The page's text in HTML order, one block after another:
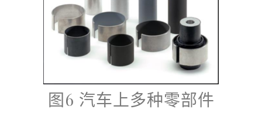
图6 汽车上多种零部件